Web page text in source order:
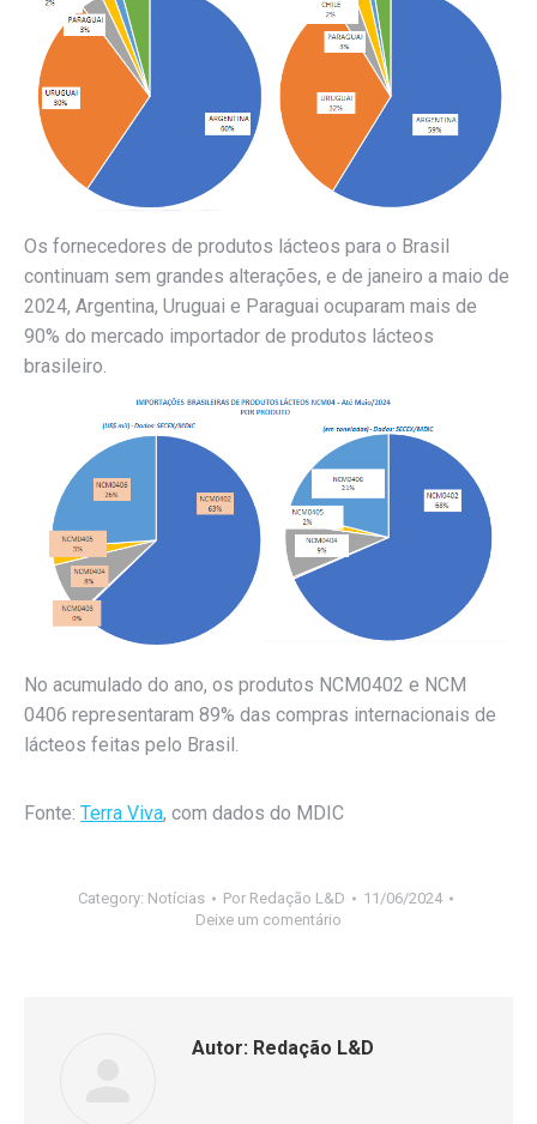
Os fornecedores de produtos lácteos para o Brasil
continuam sem grandes alterações, e de janeiro a maio de
2024, Argentina, Uruguai e Paraguai ocuparam mais de
90% do mercado importador de produtos lácteos
brasileiro.
No acumulado do ano, os produtos NCM0402 e NCM
0406 representaram 89% das compras internacionais de
lácteos feitas pelo Brasil.
Fonte: Terra Viva, com dados do MDIC
Category: Notícias Por Redação L&D
11/06/2024
Deixe um comentário
Autor: Redação L&D